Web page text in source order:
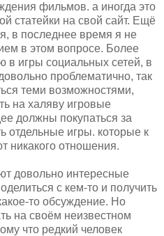
фильмов. а иногда это
статейки на свой сайт. Ещё
в последнее время я не
в этом вопросе. Более
в игры социальных сетей, в
проблематично, так
теми возможностями,
на халяву игровые
должны покупаться за
отдельные игры. которые к
никакого отношения.
довольно интересные
с кем-то и получить
то обсуждение. Но
на своём неизвестном
что редкий человек